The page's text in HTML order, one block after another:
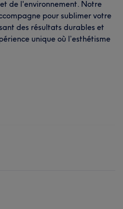
de l'environnement. Notre
pour sublimer votre
des résultats durables et
unique où l’esthétisme